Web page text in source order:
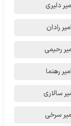
دلیری
امیر رادان
رحیمی
امیر رهنما
سالاری
سرخی